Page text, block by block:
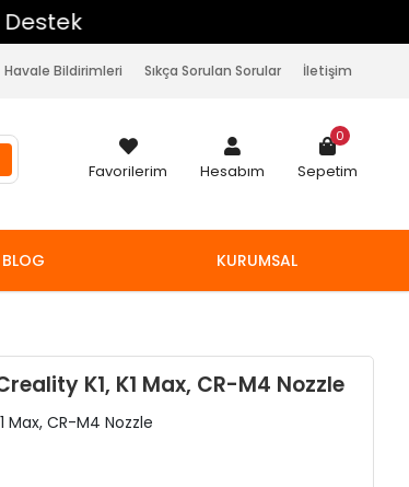
Havale Bildirimleri Sıkça Sorulan Sorular İletişim
Favorilerim Hesabım Sepetim
0
BLOG KURUMSAL
K1, K1 Max, CR-M4 Nozzle
Max, CR-M4 Nozzle